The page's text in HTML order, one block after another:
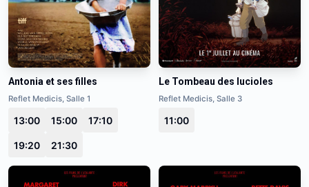
Antonia et ses filles
Reflet Medicis, Salle 1
13:00 15:00 17:10
19:20 21:30
Le Tombeau des lucioles
Reflet Medicis, Salle 3
11:00